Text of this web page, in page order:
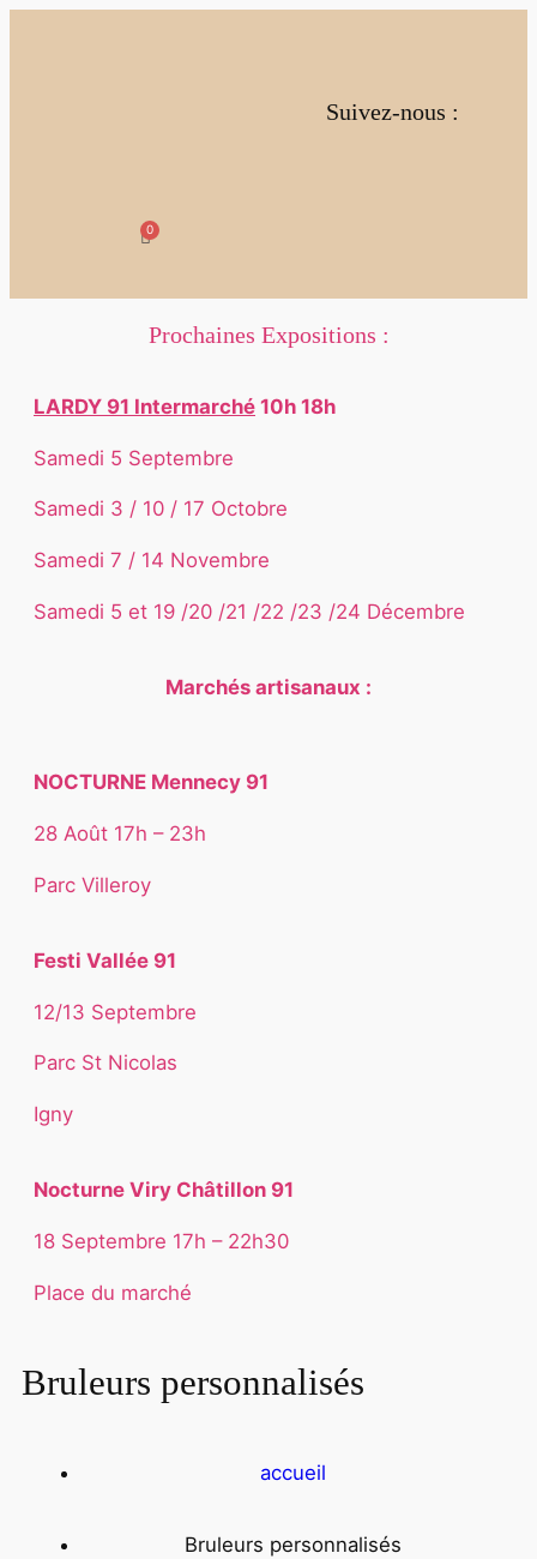
Suivez-nous :
Prochaines Expositions :
LARDY 91 Intermarché 10h 18h
Samedi 5 Septembre
Samedi 3 / 10 / 17 Octobre
Samedi 7 / 14 Novembre
Samedi 5 et 19 /20 /21 /22 /23 /24 Décembre
Marchés artisanaux :
NOCTURNE Mennecy 91
28 Août 17h – 23h
Parc Villeroy
Festi Vallée 91
12/13 Septembre
Parc St Nicolas
Igny
Nocturne Viry Châtillon 91
18 Septembre 17h – 22h30
Place du marché
Bruleurs personnalisés
accueil
Bruleurs personnalisés